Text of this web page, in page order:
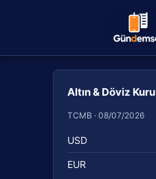
Altın & Döviz Kuru
TCMB · 08/07/2026
USD
EUR